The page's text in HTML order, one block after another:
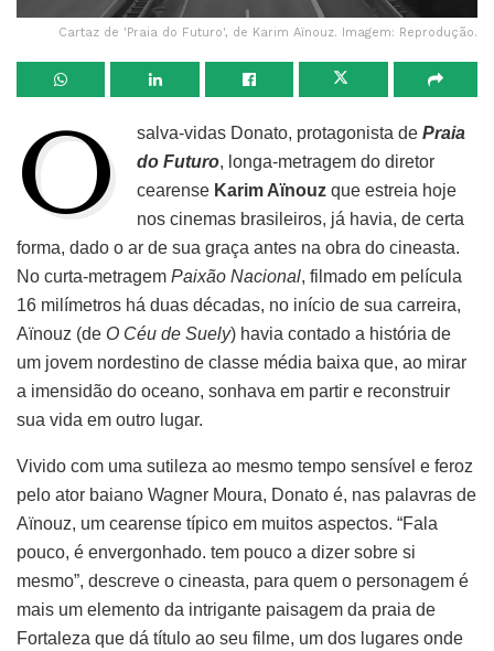
Cartaz de 'Praia do Futuro', de Karim Aïnouz. Imagem: Reprodução.
O salva-vidas Donato, protagonista dePraia
do Futuro, longa-metragem do diretor
cearense Karim Aïnouz que estreia hoje
nos cinemas brasileiros, já havia, de certa
forma, dado o ar de sua graça antes na obra do cineasta.
No curta-metragem Paixão Nacional, filmado em película
16 milímetros há duas décadas, no início de sua carreira,
Aïnouz (de O Céu de Suely) havia contado a história de
um jovem nordestino de classe média baixa que, ao mirar
a imensidão do oceano, sonhava em partir e reconstruir
sua vida em outro lugar.
Vivido com uma sutileza ao mesmo tempo sensível e feroz
pelo ator baiano Wagner Moura, Donato é, nas palavras de
Aïnouz, um cearense típico em muitos aspectos. “Fala
pouco, é envergonhado. tem pouco a dizer sobre si
mesmo”, descreve o cineasta, para quem o personagem é
mais um elemento da intrigante paisagem da praia de
Fortaleza que dá título ao seu filme, um dos lugares onde